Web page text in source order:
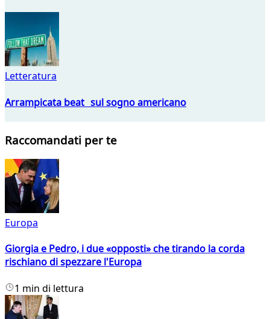
Letteratura
Arrampicata beat sul sogno americano
Raccomandati per te
Europa
Giorgia e Pedro, i due «opposti» che tirando la corda
rischiano di spezzare l'Europa
1 min di lettura